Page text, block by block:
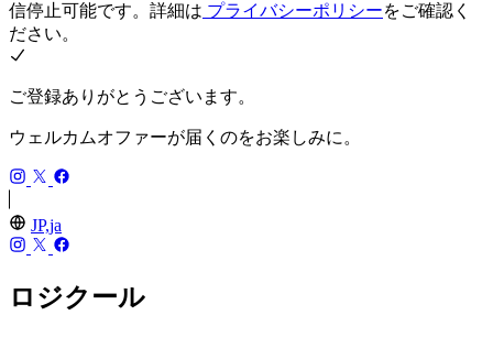
信停止可能です。詳細は プライバシーポリシーをご確認く
ださい。
ご登録ありがとうございます。
ウェルカムオファーが届くのをお楽しみに。
JP,ja
ロジクール